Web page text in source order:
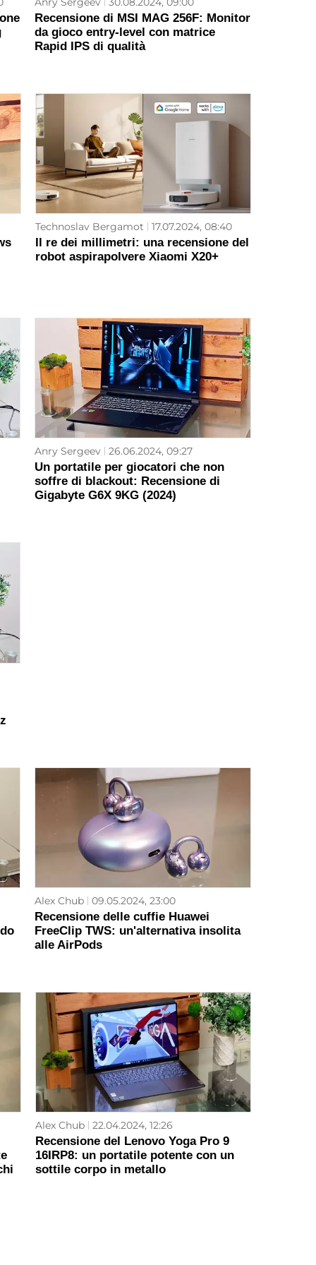
Recensione di MSI MAG 256F: Monitor
da gioco entry-level con matrice
Rapid IPS di qualità
Technoslav Bergamot 17.07.2024, 08:40
Il re dei millimetri: una recensione del
robot aspirapolvere Xiaomi X20+
Anry Sergeev 26.06.2024, 09:27
Un portatile per giocatori che non
soffre di blackout: Recensione di
Gigabyte G6X 9KG (2024)
Alex Chub 09.05.2024, 23:00
Recensione delle cuffie Huawei
FreeClip TWS: un'alternativa insolita
alle AirPods
Alex Chub 22.04.2024, 12:26
Recensione del Lenovo Yoga Pro 9
16IRP8: un portatile potente con un
sottile corpo in metallo